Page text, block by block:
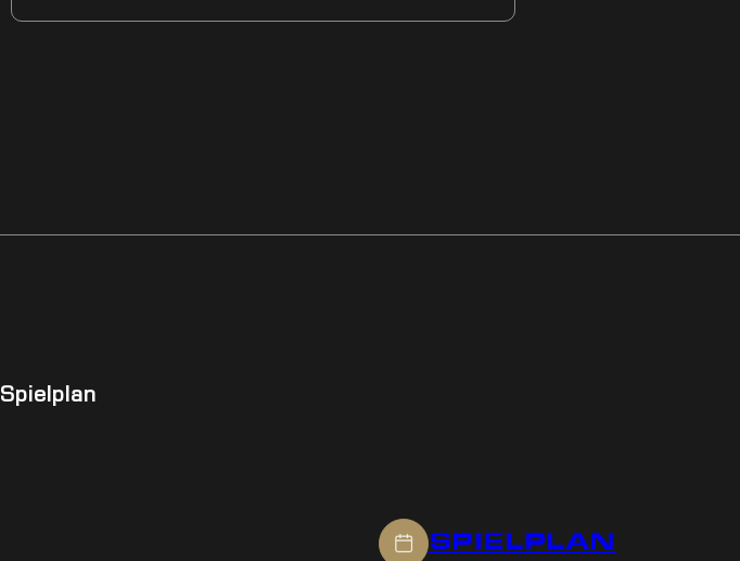
Spielplan
SPIELPLAN